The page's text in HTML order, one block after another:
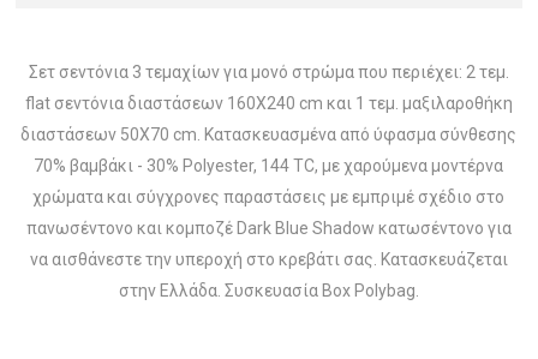
Σετ σεντόνια 3 τεμαχίων για μονό στρώμα που περιέχει: 2 τεμ.
flat σεντόνια διαστάσεων 160X240 cm και 1 τεμ. μαξιλαροθήκη
διαστάσεων 50X70 cm. Κατασκευασμένα από ύφασμα σύνθεσης
70% βαμβάκι - 30% Polyester, 144 TC, με χαρούμενα μοντέρνα
χρώματα και σύγχρονες παραστάσεις με εμπριμέ σχέδιο στο
πανωσέντονο και κομποζέ Dark Blue Shadow κατωσέντονο για
να αισθάνεστε την υπεροχή στο κρεβάτι σας. Κατασκευάζεται
στην Ελλάδα. Συσκευασία Box Polybag.